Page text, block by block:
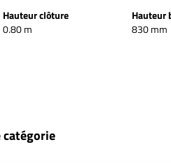
Hauteur clôture
0.80 m
Hauteur
830 mm